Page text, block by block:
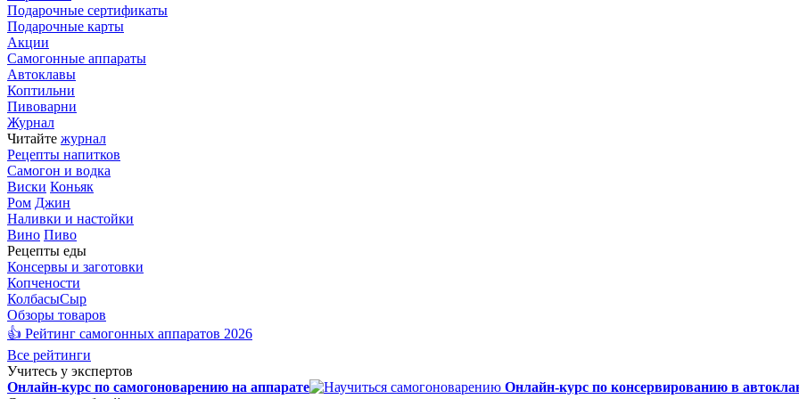
Подарочные сертификаты
Подарочные карты
Акции
Самогонные аппараты
Автоклавы
Коптильни
Пивоварни
Журнал
Читайте журнал
Рецепты напитков
Самогон и водка
Виски Коньяк
Ром Джин
Наливки и настойки
Вино Пиво
Рецепты еды
Консервы и заготовки
Копчености
КолбасыСыр
Обзоры товаров
👍 Рейтинг самогонных аппаратов 2026
Все рейтинги
Учитесь у экспертов
Онлайн-курс по самогоноварению на аппарате
Онлайн-курс по консервированию в